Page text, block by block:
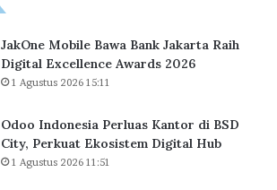
JakOne Mobile Bawa Bank Jakarta Raih
Digital Excellence Awards 2026
1 Agustus 2026 15:11
Odoo Indonesia Perluas Kantor di BSD
City, Perkuat Ekosistem Digital Hub
1 Agustus 2026 11:51